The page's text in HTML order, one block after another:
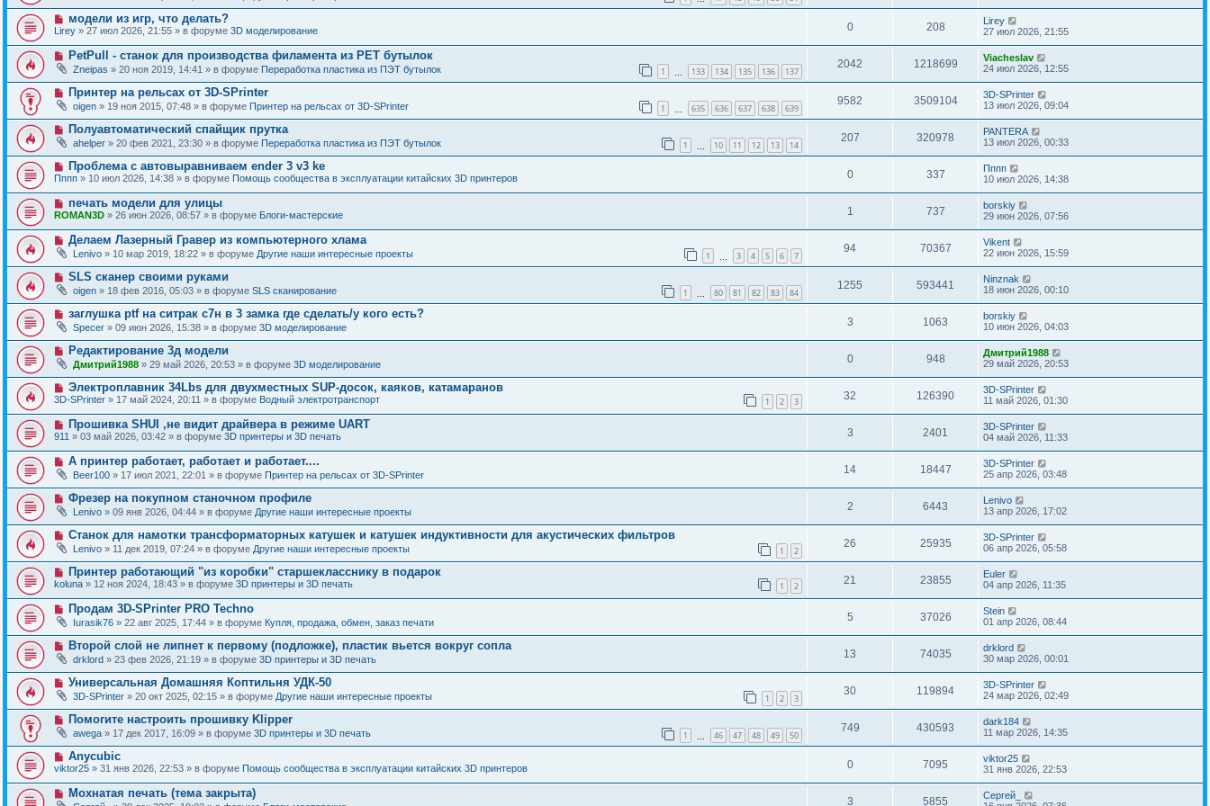
о
о
б
щ
е
н
и
е
о
е
с
о
б
щ
е
н
и
е
Н
о
в
о
е
с
о
б
щ
е
н
и
е
модели из игр, что делать?
Lirey » 27 июл 2026, 21:55 » в форуме 3D моделирование 0 208
Lirey
27 июл 2026, 21:55
Н
в
о
е
с
о
б
щ
е
н
и
е
PetPull - cтанок для производства филамента из PET бутылок
Zneipas » 20 ноя 2019, 14:41 » в форуме Переработка пластика из ПЭТ бутылок 1 133 134 135 136 137
2042 1218699
Viacheslav
24 июл 2026, 12:55
Н
в
о
е
с
о
б
е
н
и
е
Принтер на рельсах от 3D-SPrinter
oigen » 19 ноя 2015, 07:48 » в форуме Принтер на рельсах от 3D-SPrinter 1 635 636 637 638 639
9582 3509104
3D-SPrinter
13 июл 2026, 09:04
Н
в
о
е
с
о
о
б
н
и
е
Полуавтоматический спайщик прутка
ahelper » 20 фев 2021, 23:30 » в форуме Переработка пластика из ПЭТ бутылок 1 10 11 12 13 14
207 320978
PANTERA
13 июл 2026, 00:33
Н
о
в
о
е
с
о
о
б
щ
е
н
и
е
Проблема с автовыравниваем ender 3 v3 ke
Пппп » 10 июл 2026, 14:38 » в форуме Помощь сообщества в эксплуатации китайских 3D принтеров 0 337
Пппп
10 июл 2026, 14:38
Н
о
в
о
е
с
о
о
б
щ
н
и
е
печать модели для улицы
ROMAN3D » 26 июн 2026, 08:57 » в форуме Блоги-мастерские 1 737
borskiy
29 июн 2026, 07:56
Н
о
в
о
е
с
о
о
б
щ
е
н
и
е
Делаем Лазерный Гравер из компьютерного хлама
Lenivo » 10 мар 2019, 18:22 » в форуме Другие наши интересные проекты 1 3 4 5 6 7
94 70367
Vikent
22 июн 2026, 15:59
Н
в
о
е
с
о
б
щ
е
н
и
е
SLS сканер своими руками
oigen » 18 фев 2016, 05:03 » в форуме SLS сканирование 1 80 81 82 83 84
1255 593441
Ninznak
18 июн 2026, 00:10
Н
в
о
е
с
о
о
б
е
н
и
е
заглушка ptf на ситрак с7н в 3 замка где сделать/у кого есть?
Specer » 09 июн 2026, 15:38 » в форуме 3D моделирование 3 1063
borskiy
10 июн 2026, 04:03
Н
в
о
е
с
о
б
н
и
е
Редактирование 3д модели
Дмитрий1988 » 29 май 2026, 20:53 » в форуме 3D моделирование 0 948
Дмитрий1988
29 май 2026, 20:53
Н
о
в
о
е
с
о
о
б
щ
е
н
и
е
Электроплавник 34Lbs для двухместных SUP-досок, каяков, катамаранов
3D-SPrinter » 17 май 2024, 20:11 » в форуме Водный электротранспорт 1 2 3
32 126390
3D-SPrinter
11 май 2026, 01:30
Н
о
в
о
е
с
о
о
б
щ
е
н
и
е
Прошивка SHUI ,не видит драйвера в режиме UART
911 » 03 май 2026, 03:42 » в форуме 3D принтеры и 3D печать 3 2401
3D-SPrinter
04 май 2026, 11:33
Н
в
о
е
с
о
о
б
щ
е
н
и
е
А принтер работает, работает и работает....
Beer100 » 17 июл 2021, 22:01 » в форуме Принтер на рельсах от 3D-SPrinter 14 18447
3D-SPrinter
25 апр 2026, 03:48
Н
в
о
е
с
о
б
е
н
и
е
Фрезер на покупном станочном профиле
Lenivo » 09 янв 2026, 04:44 » в форуме Другие наши интересные проекты 2 6443
Lenivo
13 апр 2026, 17:02
Н
в
о
е
с
о
б
щ
е
н
и
е
Станок для намотки трансформаторных катушек и катушек индуктивности для акустических фильтров
Lenivo » 11 дек 2019, 07:24 » в форуме Другие наши интересные проекты 1 2
26 25935
3D-SPrinter
06 апр 2026, 05:58
Н
о
в
о
е
с
о
б
щ
е
н
и
е
Принтер работающий "из коробки" старшекласснику в подарок
koluna » 12 ноя 2024, 18:43 » в форуме 3D принтеры и 3D печать 1 2
21 23855
Euler
04 апр 2026, 11:35
Н
в
о
е
с
о
о
б
щ
е
н
и
е
Продам 3D-SPrinter PRO Techno
Iurasik76 » 22 авг 2025, 17:44 » в форуме Купля, продажа, обмен, заказ печати 5 37026
Stein
01 апр 2026, 08:44
Н
в
о
е
с
о
б
щ
н
и
е
Второй слой не липнет к первому (подложке), пластик вьется вокруг сопла
drklord » 23 фев 2026, 21:19 » в форуме 3D принтеры и 3D печать 13 74035
drklord
30 мар 2026, 00:01
Н
в
о
е
с
о
о
б
е
н
Универсальная Домашняя Коптильня УДК-50
3D-SPrinter » 20 окт 2025, 02:15 » в форуме Другие наши интересные проекты 1 2 3
30 119894
3D-SPrinter
24 мар 2026, 02:49
Н
в
о
е
с
о
б
Помогите настроить прошивку Klipper
awega » 17 дек 2017, 16:09 » в форуме 3D принтеры и 3D печать 1 46 47 48 49 50
749 430593
dark184
11 мар 2026, 14:35
Н
о
в
о
е
Anycubic
viktor25 » 31 янв 2026, 22:53 » в форуме Помощь сообщества в эксплуатации китайских 3D принтеров 0 7095
viktor25
31 янв 2026, 22:53
НМохнатая печать (тема закрыта)
3 5855
Сергей_